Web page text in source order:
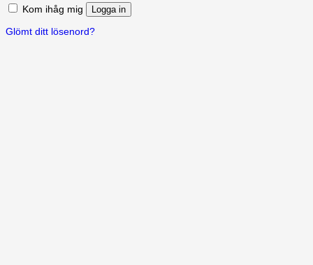
Kom ihåg mig Logga in
Glömt ditt lösenord?